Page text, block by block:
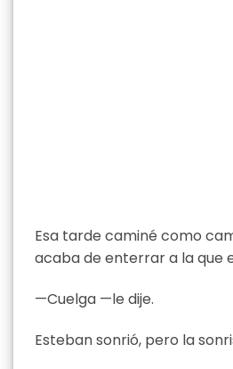
Esa tarde caminé como
acaba de enterrar a la que
—Cuelga —le dije.
Esteban sonrió, pero la